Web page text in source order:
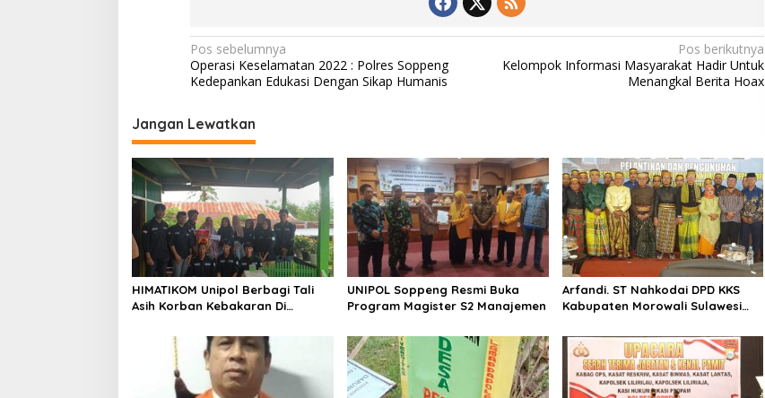
N
a
i
g
a
s
i
p
o
s
Pos sebelumnya
Operasi Keselamatan 2022 : Polres Soppeng
Kedepankan Edukasi Dengan Sikap Humanis
Pos berikutnya
Kelompok Informasi Masyarakat Hadir Untuk
Menangkal Berita Hoax
Jangan Lewatkan
HIMATIKOM Unipol Berbagi Tali
Asih Korban Kebakaran Di
UNIPOL Soppeng Resmi Buka
Program Magister S2 Manajemen
Arfandi. ST Nahkodai DPD KKS
Kabupaten Morowali Sulawesi